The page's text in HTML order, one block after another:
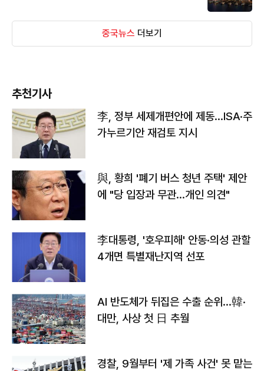
중국뉴스 더보기
추천기사
李, 정부 세제개편안에 제동…ISA·주
가누르기안 재검토 지시
與, 황희 '폐기 버스 청년 주택' 제안
에 "당 입장과 무관…개인 의견"
李대통령, '호우피해' 안동·의성 관할
4개면 특별재난지역 선포
AI 반도체가 뒤집은 수출 순위…韓·
대만, 사상 첫 日 추월
경찰, 9월부터 '제 가족 사건' 못 맡는